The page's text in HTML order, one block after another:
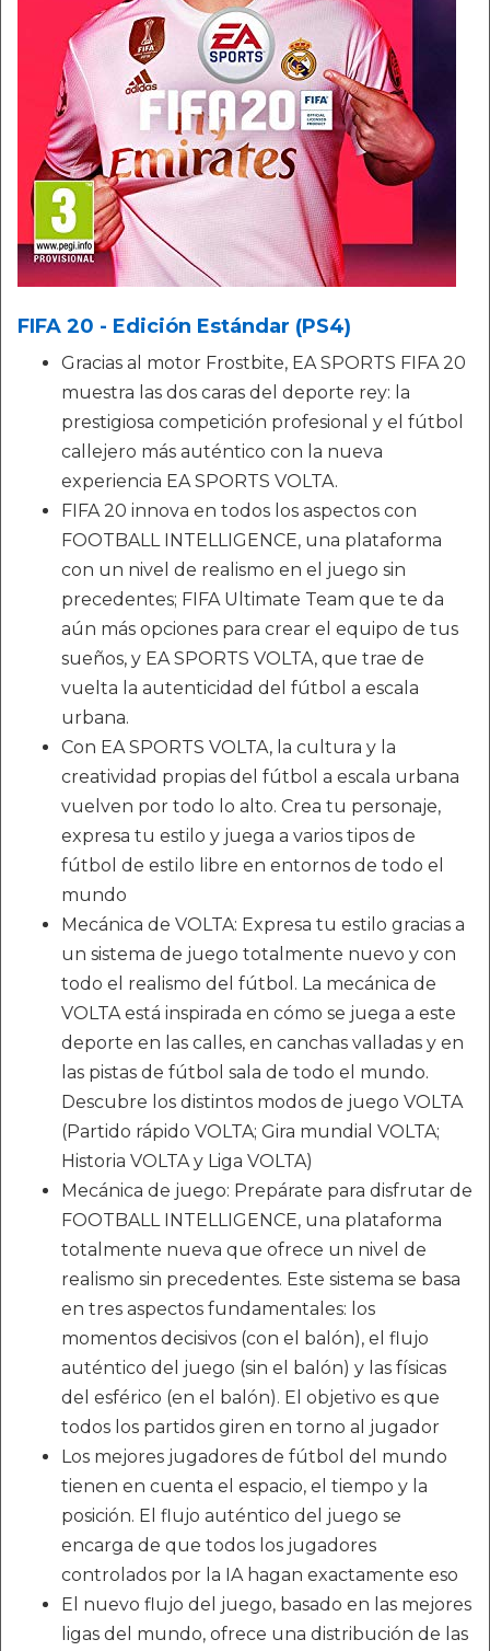
FIFA 20 - Edición Estándar (PS4)
Gracias al motor Frostbite, EA SPORTS FIFA 20
muestra las dos caras del deporte rey: la
prestigiosa competición profesional y el fútbol
callejero más auténtico con la nueva
experiencia EA SPORTS VOLTA.
FIFA 20 innova en todos los aspectos con
FOOTBALL INTELLIGENCE, una plataforma
con un nivel de realismo en el juego sin
precedentes; FIFA Ultimate Team que te da
aún más opciones para crear el equipo de tus
sueños, y EA SPORTS VOLTA, que trae de
vuelta la autenticidad del fútbol a escala
urbana.
Con EA SPORTS VOLTA, la cultura y la
creatividad propias del fútbol a escala urbana
vuelven por todo lo alto. Crea tu personaje,
expresa tu estilo y juega a varios tipos de
fútbol de estilo libre en entornos de todo el
mundo
Mecánica de VOLTA: Expresa tu estilo gracias a
un sistema de juego totalmente nuevo y con
todo el realismo del fútbol. La mecánica de
VOLTA está inspirada en cómo se juega a este
deporte en las calles, en canchas valladas y en
las pistas de fútbol sala de todo el mundo.
Descubre los distintos modos de juego VOLTA
(Partido rápido VOLTA; Gira mundial VOLTA;
Historia VOLTA y Liga VOLTA)
Mecánica de juego: Prepárate para disfrutar de
FOOTBALL INTELLIGENCE, una plataforma
totalmente nueva que ofrece un nivel de
realismo sin precedentes. Este sistema se basa
en tres aspectos fundamentales: los
momentos decisivos (con el balón), el flujo
auténtico del juego (sin el balón) y las físicas
del esférico (en el balón). El objetivo es que
todos los partidos giren en torno al jugador
Los mejores jugadores de fútbol del mundo
tienen en cuenta el espacio, el tiempo y la
posición. El flujo auténtico del juego se
encarga de que todos los jugadores
controlados por la IA hagan exactamente eso
El nuevo flujo del juego, basado en las mejores
ligas del mundo, ofrece una distribución de las